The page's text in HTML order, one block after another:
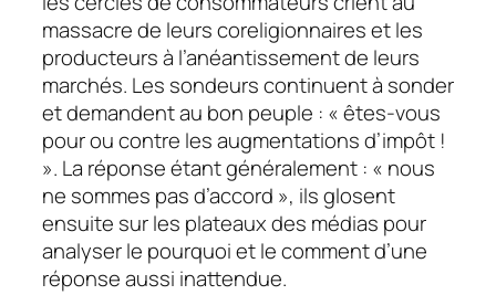
massacre de leurs coreligionnaires et les
producteurs à l’anéantissement de leurs
marchés. Les sondeurs continuent à sonder
et demandent au bon peuple : « êtes-vous
pour ou contre les augmentations d’impôt !
». La réponse étant généralement : « nous
ne sommes pas d’accord », ils glosent
ensuite sur les plateaux des médias pour
analyser le pourquoi et le comment d’une
réponse aussi inattendue.